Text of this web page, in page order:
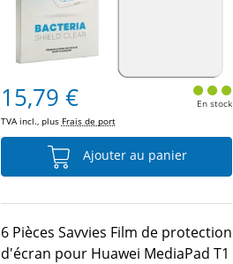
15,79 €
TVA incl., plus Frais de port
En stock
Ajouter au panier
6 Pièces Savvies Film de protection
d'écran pour Huawei MediaPad T1